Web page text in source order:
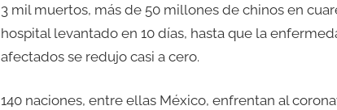
3 mil muertos, más de 50 millones de chinos en
hospital levantado en 10 días, hasta que la
afectados se redujo casi a cero.
140 naciones, entre ellas México, enfrentan al